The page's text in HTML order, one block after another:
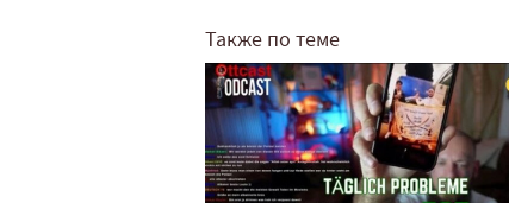
Также по теме